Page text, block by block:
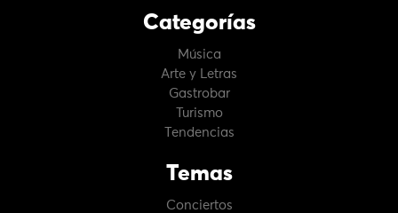
Categorías
Música
Arte y Letras
Gastrobar
Turismo
Tendencias
Temas
Conciertos